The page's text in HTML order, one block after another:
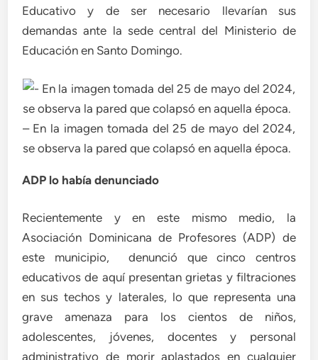
Educativo y de ser necesario llevarían sus
demandas ante la sede central del Ministerio de
Educación en Santo Domingo.
– En la imagen tomada del 25 de mayo del 2024,
se observa la pared que colapsó en aquella época.
ADP lo había denunciado
Recientemente y en este mismo medio, la
Asociación Dominicana de Profesores (ADP) de
este municipio, denunció que cinco centros
educativos de aquí presentan grietas y filtraciones
en sus techos y laterales, lo que representa una
grave amenaza para los cientos de niños,
adolescentes, jóvenes, docentes y personal
administrativo de morir aplastados en cualquier